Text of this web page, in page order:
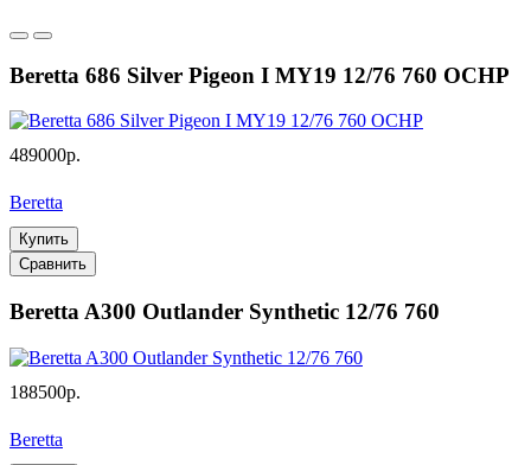
Beretta 686 Silver Pigeon I MY19 12/76 760 OCHP
489000р.
Beretta
Купить
Сравнить
Beretta A300 Outlander Synthetic 12/76 760
188500р.
Beretta